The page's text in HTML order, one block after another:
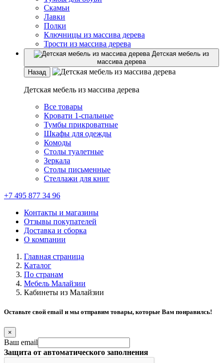
Скамьи
Лавки
Полки
Ключницы из массива дерева
Трости из массива дерева
Детская мебель из
массива дерева
Назад
Детская мебель из массива дерева
Все товары
Кровати 1-спальные
Тумбы прикроватные
Шкафы для одежды
Комоды
Столы туалетные
Зеркала
Столы письменные
Стеллажи для книг
+7 495 877 34 96
Контакты и магазины
Отзывы покупателей
Доставка и сборка
О компании
Главная страница
Каталог
По странам
Мебель Малайзии
Кабинеты из Малайзии
Оставьте свой email и мы отправим товары, которые Вам понравилсь!
×
Ваш email
Защита от автоматического заполнения